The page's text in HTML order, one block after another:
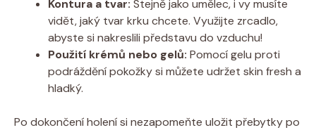
Kontura a tvar: Stejně jako umělec, i vy musíte
vidět, jaký tvar krku chcete. Využijte zrcadlo,
abyste si nakreslili představu do vzduchu!
Použití krémů nebo gelů: Pomocí gelu proti
podráždění pokožky si můžete udržet skin fresh a
hladký.
Po dokončení holení si nezapomeňte uložit přebytky po